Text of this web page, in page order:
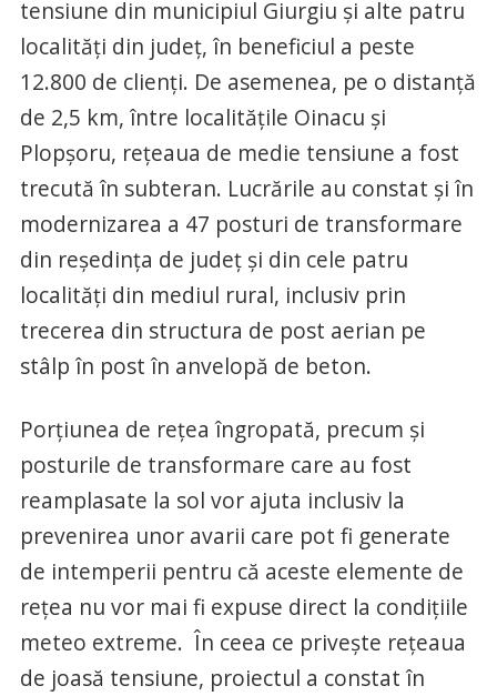
tensiune din municipiul Giurgiu și alte patru
localități din județ, în beneficiul a peste
12.800 de clienți. De asemenea, pe o distanță
de 2,5 km, între localitățile Oinacu și
Plopșoru, rețeaua de medie tensiune a fost
trecută în subteran. Lucrările au constat și în
modernizarea a 47 posturi de transformare
din reședința de județ și din cele patru
localități din mediul rural, inclusiv prin
trecerea din structura de post aerian pe
stâlp în post în anvelopă de beton.
Porțiunea de rețea îngropată, precum și
posturile de transformare care au fost
reamplasate la sol vor ajuta inclusiv la
prevenirea unor avarii care pot fi generate
de intemperii pentru că aceste elemente de
rețea nu vor mai fi expuse direct la condițiile
meteo extreme. În ceea ce privește rețeaua
de joasă tensiune, proiectul a constat în